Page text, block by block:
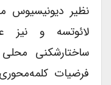
نظیر دیونیسیوس
لائوتسه و نیز
ساختارشکنی
فرضیات